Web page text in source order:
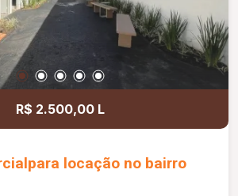
R$ 2.500,00 L
locação no bairro